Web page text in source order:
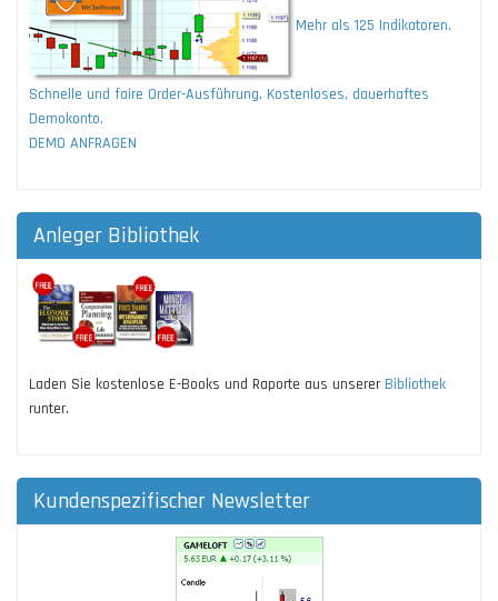
Mehr als 125 Indikatoren.
Schnelle und faire Order-Ausführung. Kostenloses, dauerhaftes
Demokonto.
DEMO ANFRAGEN
Anleger Bibliothek
Laden Sie kostenlose E-Books und Raporte aus unserer Bibliothek
runter.
Kundenspezifischer Newsletter